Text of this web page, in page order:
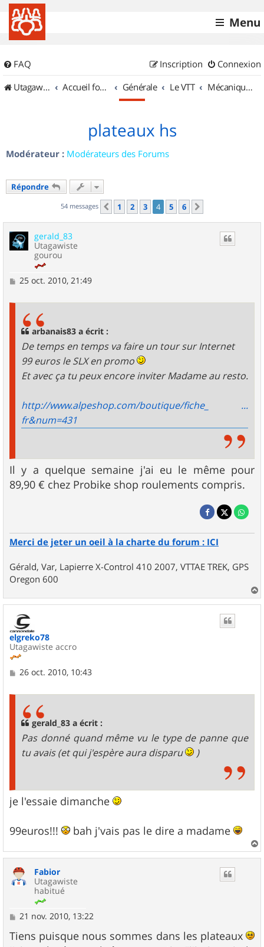
Menu
FAQ Connexion
Inscription
UtagawaVTT (Randos VTT et VTTAE avec traces GPS)
Accueil forum Générale Le VTT Mécanique et Entretiens
plateaux hs
Modérateur : Modérateurs des Forums
Répondre
54 messages Précédent
1 2 3 4 5 6
gerald_83
Utagawiste
gourou
M
25 oct. 2010, 21:49
arbanais83 a écrit :
De temps en temps va faire un tour sur Internet
99 euros le SLX en promo
Et avec ça tu peux encore inviter Madame au resto.
http://www.alpeshop.com/boutique/fiche_ ...
fr&num=431
Il y a quelque semaine j'ai eu le même pour
89,90 € chez Probike shop roulements compris.
Merci de jeter un oeil à la charte du forum : ICI
Gérald, Var, Lapierre X-Control 410 2007, VTTAE TREK, GPS
Oregon 600
a
u
elgreko78
Utagawiste accro
M
26 oct. 2010, 10:43
gerald_83 a écrit :
Pas donné quand même vu le type de panne que
tu avais (et qui j'espère aura disparu
)
je l'essaie dimanche
99euros!!! bah j'vais pas le dire a madame
a
Fabior
Utagawiste
habitué
M
s
s
21 nov. 2010, 13:22
Tiens puisque nous sommes dans les plateaux